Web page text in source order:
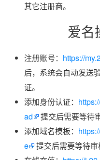
其它注册商。
爱名
注册账号： https://
后，系统会自动发送
证。
添加身份认证：
ad
提交后需要等待
添加域名模板：
e
提交后需要等待审